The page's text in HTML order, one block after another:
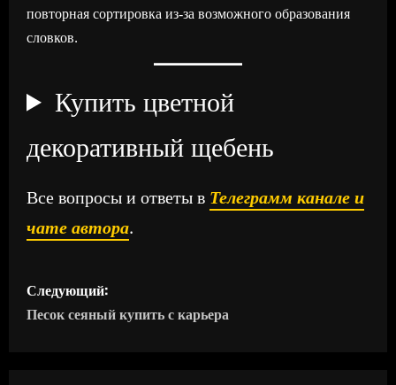
повторная сортировка из‑за возможного образования
словков.
Купить цветной
декоративный щебень
Все вопросы и ответы в Телеграмм канале и
чате автора.
Н
а
Следующий:
Песок сеяный купить с карьера